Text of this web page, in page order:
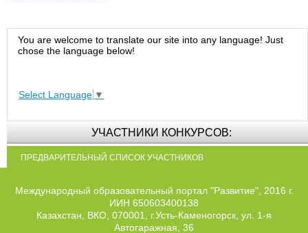
You are welcome to translate our site into any language! Just
chose the language below!
Select Language ▼
УЧАСТНИКИ КОНКУРСОВ:
ПРЕДВАРИТЕЛЬНЫЙ СПИСОК УЧАСТНИКОВ
Международный образовательный портал "Развитие", 2016 г.
ИИН 650603400138
Казахстан, ВКО, 070001, г.Усть-Каменогорск, ул. 1-я
Автогаражная, 36